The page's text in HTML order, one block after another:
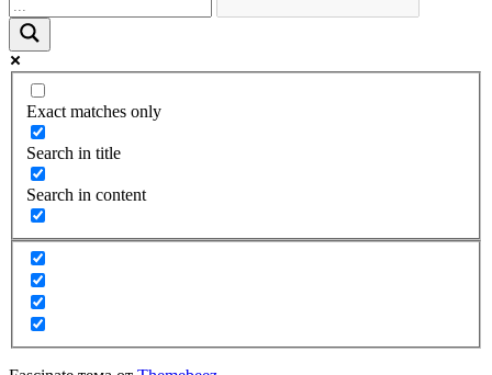
Exact matches only
Search in title
Search in content